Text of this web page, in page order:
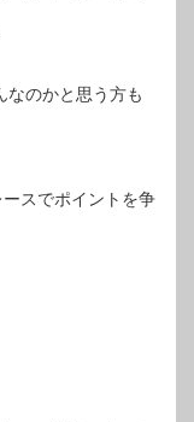
なのかと思う方も
スでポイントを争